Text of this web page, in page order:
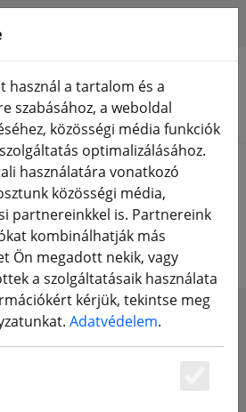
Táskák és hátizsákok
SHOW FILTERS
használ a tartalom és a
szabásához, a weboldal
közösségi média funkciók
optimalizálásához.
használatára vonatkozó
közösségi média,
partnereinkkel is. Partnereink
kombinálhatják más
Ön megadott nekik, vagy
a szolgáltatásaik használata
kérjük, tekintse meg
Adatvédelem.